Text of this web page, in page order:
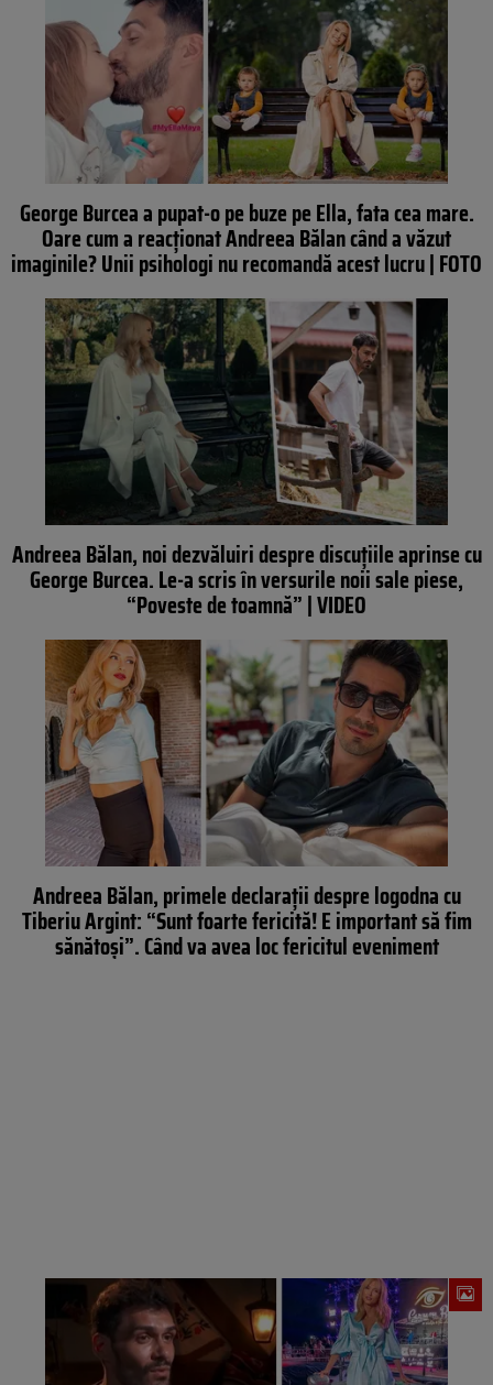
George Burcea a pupat-o pe buze pe Ella, fata cea mare.
Oare cum a reacționat Andreea Bălan când a văzut
imaginile? Unii psihologi nu recomandă acest lucru | FOTO
Andreea Bălan, noi dezvăluiri despre discuțiile aprinse cu
George Burcea. Le-a scris în versurile noii sale piese,
“Poveste de toamnă” | VIDEO
Andreea Bălan, primele declarații despre logodna cu
Tiberiu Argint: “Sunt foarte fericită! E important să fim
sănătoși”. Când va avea loc fericitul eveniment